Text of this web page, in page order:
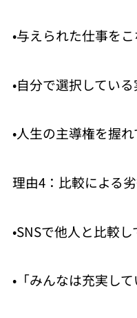
•与えられた仕事を
•自分で選択してい
•人生の主導権を握
理由4：比較による
•SNSで他人と比較し
•「みんなは充実し